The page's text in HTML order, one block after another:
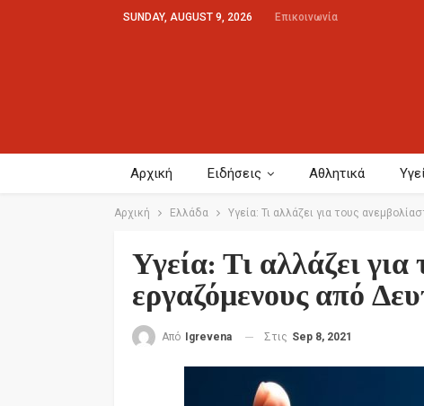
SUNDAY, AUGUST 9, 2026 Επικοινωνία
Αρχική Ειδήσεις Αθλητικά
Αρχική Ελλάδα Υγεία: Τι αλλάζει για τους
Υγεία: Τι αλλάζει
εργαζόμενους από
Από Igrevena Στις Sep 8, 2021